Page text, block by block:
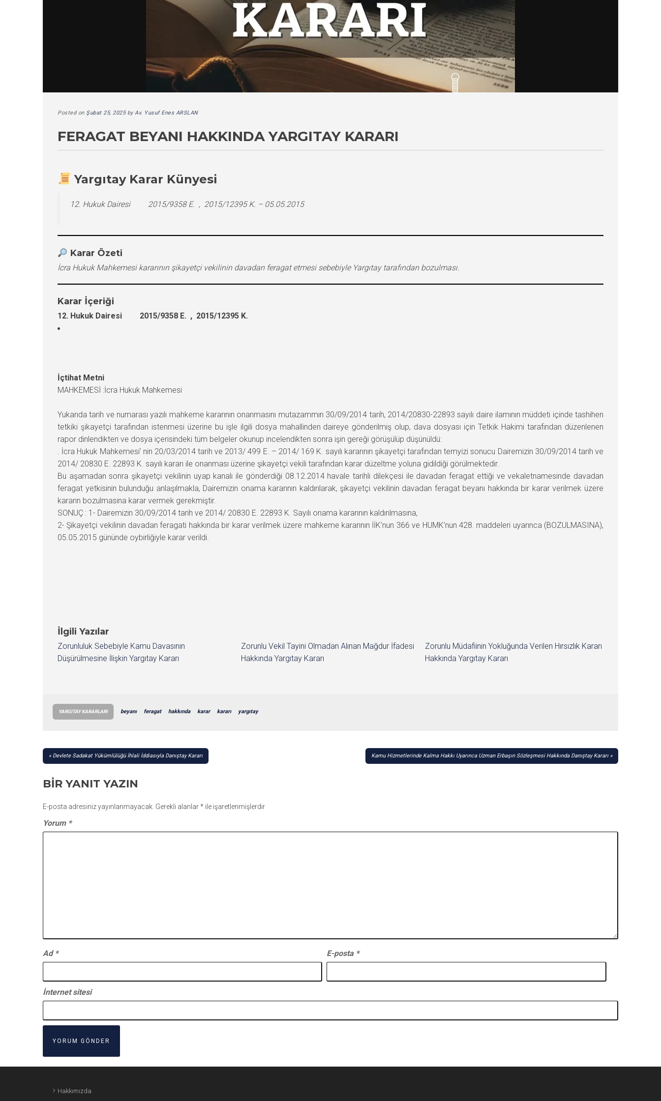
Posted on Şubat 25, 2025byAv. Yusuf Enes ARSLAN
FERAGAT BEYANI HAKKINDA YARGITAY KARARI
Yargıtay Karar Künyesi
12. Hukuk Dairesi 2015/9358 E. , 2015/12395 K. – 05.05.2015
Karar Özeti
İcra Hukuk Mahkemesi kararının şikayetçi vekilinin davadan feragat etmesi sebebiyle Yargıtay tarafından bozulması.
Karar İçeriği
12. Hukuk Dairesi 2015/9358 E. , 2015/12395 K.
İçtihat Metni
MAHKEMESİ :İcra Hukuk Mahkemesi
Yukarıda tarih ve numarası yazılı mahkeme kararının onanmasını mutazammın 30/09/2014 tarih, 2014/20830-22893 sayılı daire ilamının müddeti içinde tashihen
tetkiki şikayetçi tarafından istenmesi üzerine bu işle ilgili dosya mahallinden daireye gönderilmiş olup, dava dosyası için Tetkik Hakimi tarafından düzenlenen
rapor dinlendikten ve dosya içerisindeki tüm belgeler okunup incelendikten sonra işin gereği görüşülüp düşünüldü:
. İcra Hukuk Mahkemesi’ nin 20/03/2014 tarih ve 2013/ 499 E. – 2014/ 169 K. sayılı kararının şikayetçi tarafından temyizi sonucu Dairemizin 30/09/2014 tarih ve
2014/ 20830 E. 22893 K. sayılı kararı ile onanması üzerine şikayetçi vekili tarafından karar düzeltme yoluna gidildiği görülmektedir.
Bu aşamadan sonra şikayetçi vekilinin uyap kanalı ile gönderdiği 08.12.2014 havale tarihli dilekçesi ile davadan feragat ettiği ve vekaletnamesinde davadan
feragat yetkisinin bulunduğu anlaşılmakla, Dairemizin onama kararının kaldırılarak, şikayetçi vekilinin davadan feragat beyanı hakkında bir karar verilmek üzere
kararın bozulmasına karar vermek gerekmiştir.
SONUÇ : 1- Dairemizin 30/09/2014 tarih ve 2014/ 20830 E. 22893 K. Sayılı onama kararının kaldırılmasına,
2- Şikayetçi vekilinin davadan feragati hakkında bir karar verilmek üzere mahkeme kararının İİK’nun 366 ve HUMK’nun 428. maddeleri uyarınca (BOZULMASINA),
05.05.2015 gününde oybirliğiyle karar verildi.
İlgili Yazılar
Zorunluluk Sebebiyle Kamu Davasının
Düşürülmesine İlişkin Yargıtay Kararı
Zorunlu Vekil Tayini Olmadan Alınan Mağdur İfadesi
Hakkında Yargıtay Kararı
Zorunlu Müdafiinin Yokluğunda Verilen Hırsızlık Kararı
Hakkında Yargıtay Kararı
YARGITAY KARARLARI beyanı feragat hakkında karar kararı yargıtay
YAZI
Devlete Sadakat Yükümlülüğü İhlali İddiasıyla Danıştay Kararı Kamu Hizmetlerinde Kalma Hakkı Uyarınca Uzman Erbaşın Sözleşmesi Hakkında Danıştay Kararı
BIR YANIT YAZIN
E-posta adresiniz yayınlanmayacak. Gerekli alanlar* ile işaretlenmişlerdir
Yorum *
Ad * E-posta *
İnternet sitesi
Hakkımızda